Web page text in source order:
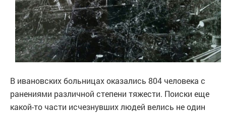
В ивановских больницах оказались 804 человека с
ранениями различной степени тяжести. Поиски еще
какой-то части исчезнувших людей велись не один